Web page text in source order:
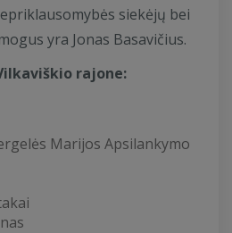
siekėjų bei
yra Jonas Basavičius.
rajone:
Marijos Apsilankymo